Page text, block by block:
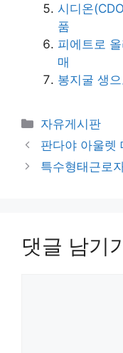
시디온
품
피에트로
매
봉지굴 생
카
테
리
자유게시판
판다야 아울렛
특수형태근로
댓글 남기